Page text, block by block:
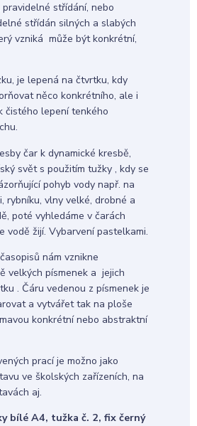
střídání, nebo
střídán silných a slabých
vzniká může být konkrétní,
je lepená na čtvrtku, kdy
něco konkrétního, ale i
čistého lepení tenkého
čar k dynamické kresbě,
svět s použitím tužky , kdy se
pohyb vody např. na
rybníku, vlny velké, drobné a
poté vyhledáme v čarách
vodě žijí. Vybarvení pastelkami.
nám vznikne
velkých písmenek a jejich
. Čáru vedenou z písmenek je
a vytvářet tak na ploše
konkrétní nebo abstraktní
prací je možno jako
ve školských zařízeních, na
aj.
bílé A4, tužka č. 2, fix černý